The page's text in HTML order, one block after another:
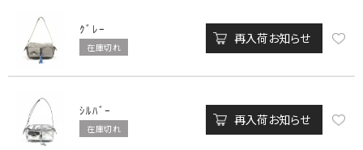
ｸﾞﾚｰ
在庫切れ
再入荷お知らせ
ｼﾙﾊﾞｰ
在庫切れ
再入荷お知らせ